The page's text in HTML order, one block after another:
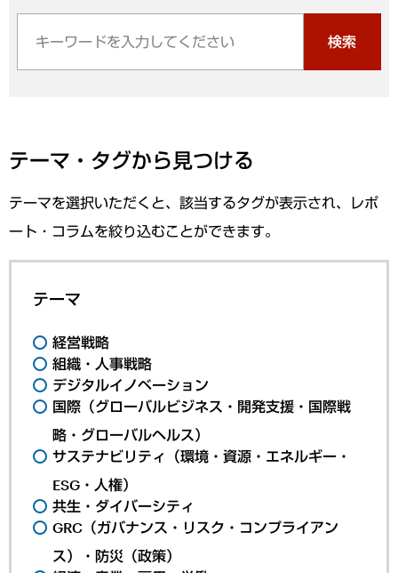
検索
テーマ・タグから見つける
テーマを選択いただくと、該当するタグが表示され、レポ
ート・コラムを絞り込むことができます。
テーマ
経営戦略
組織・人事戦略
デジタルイノベーション
国際（グローバルビジネス・開発支援・国際戦
略・グローバルヘルス）
サステナビリティ（環境・資源・エネルギー・
ESG・人権）
共生・ダイバーシティ
GRC（ガバナンス・リスク・コンプライアン
ス）・防災（政策）